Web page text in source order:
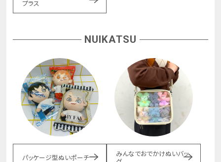
プラス
NUIKATSU
パッケージ型ぬいポーチ
みんなでおでかけぬいバッ